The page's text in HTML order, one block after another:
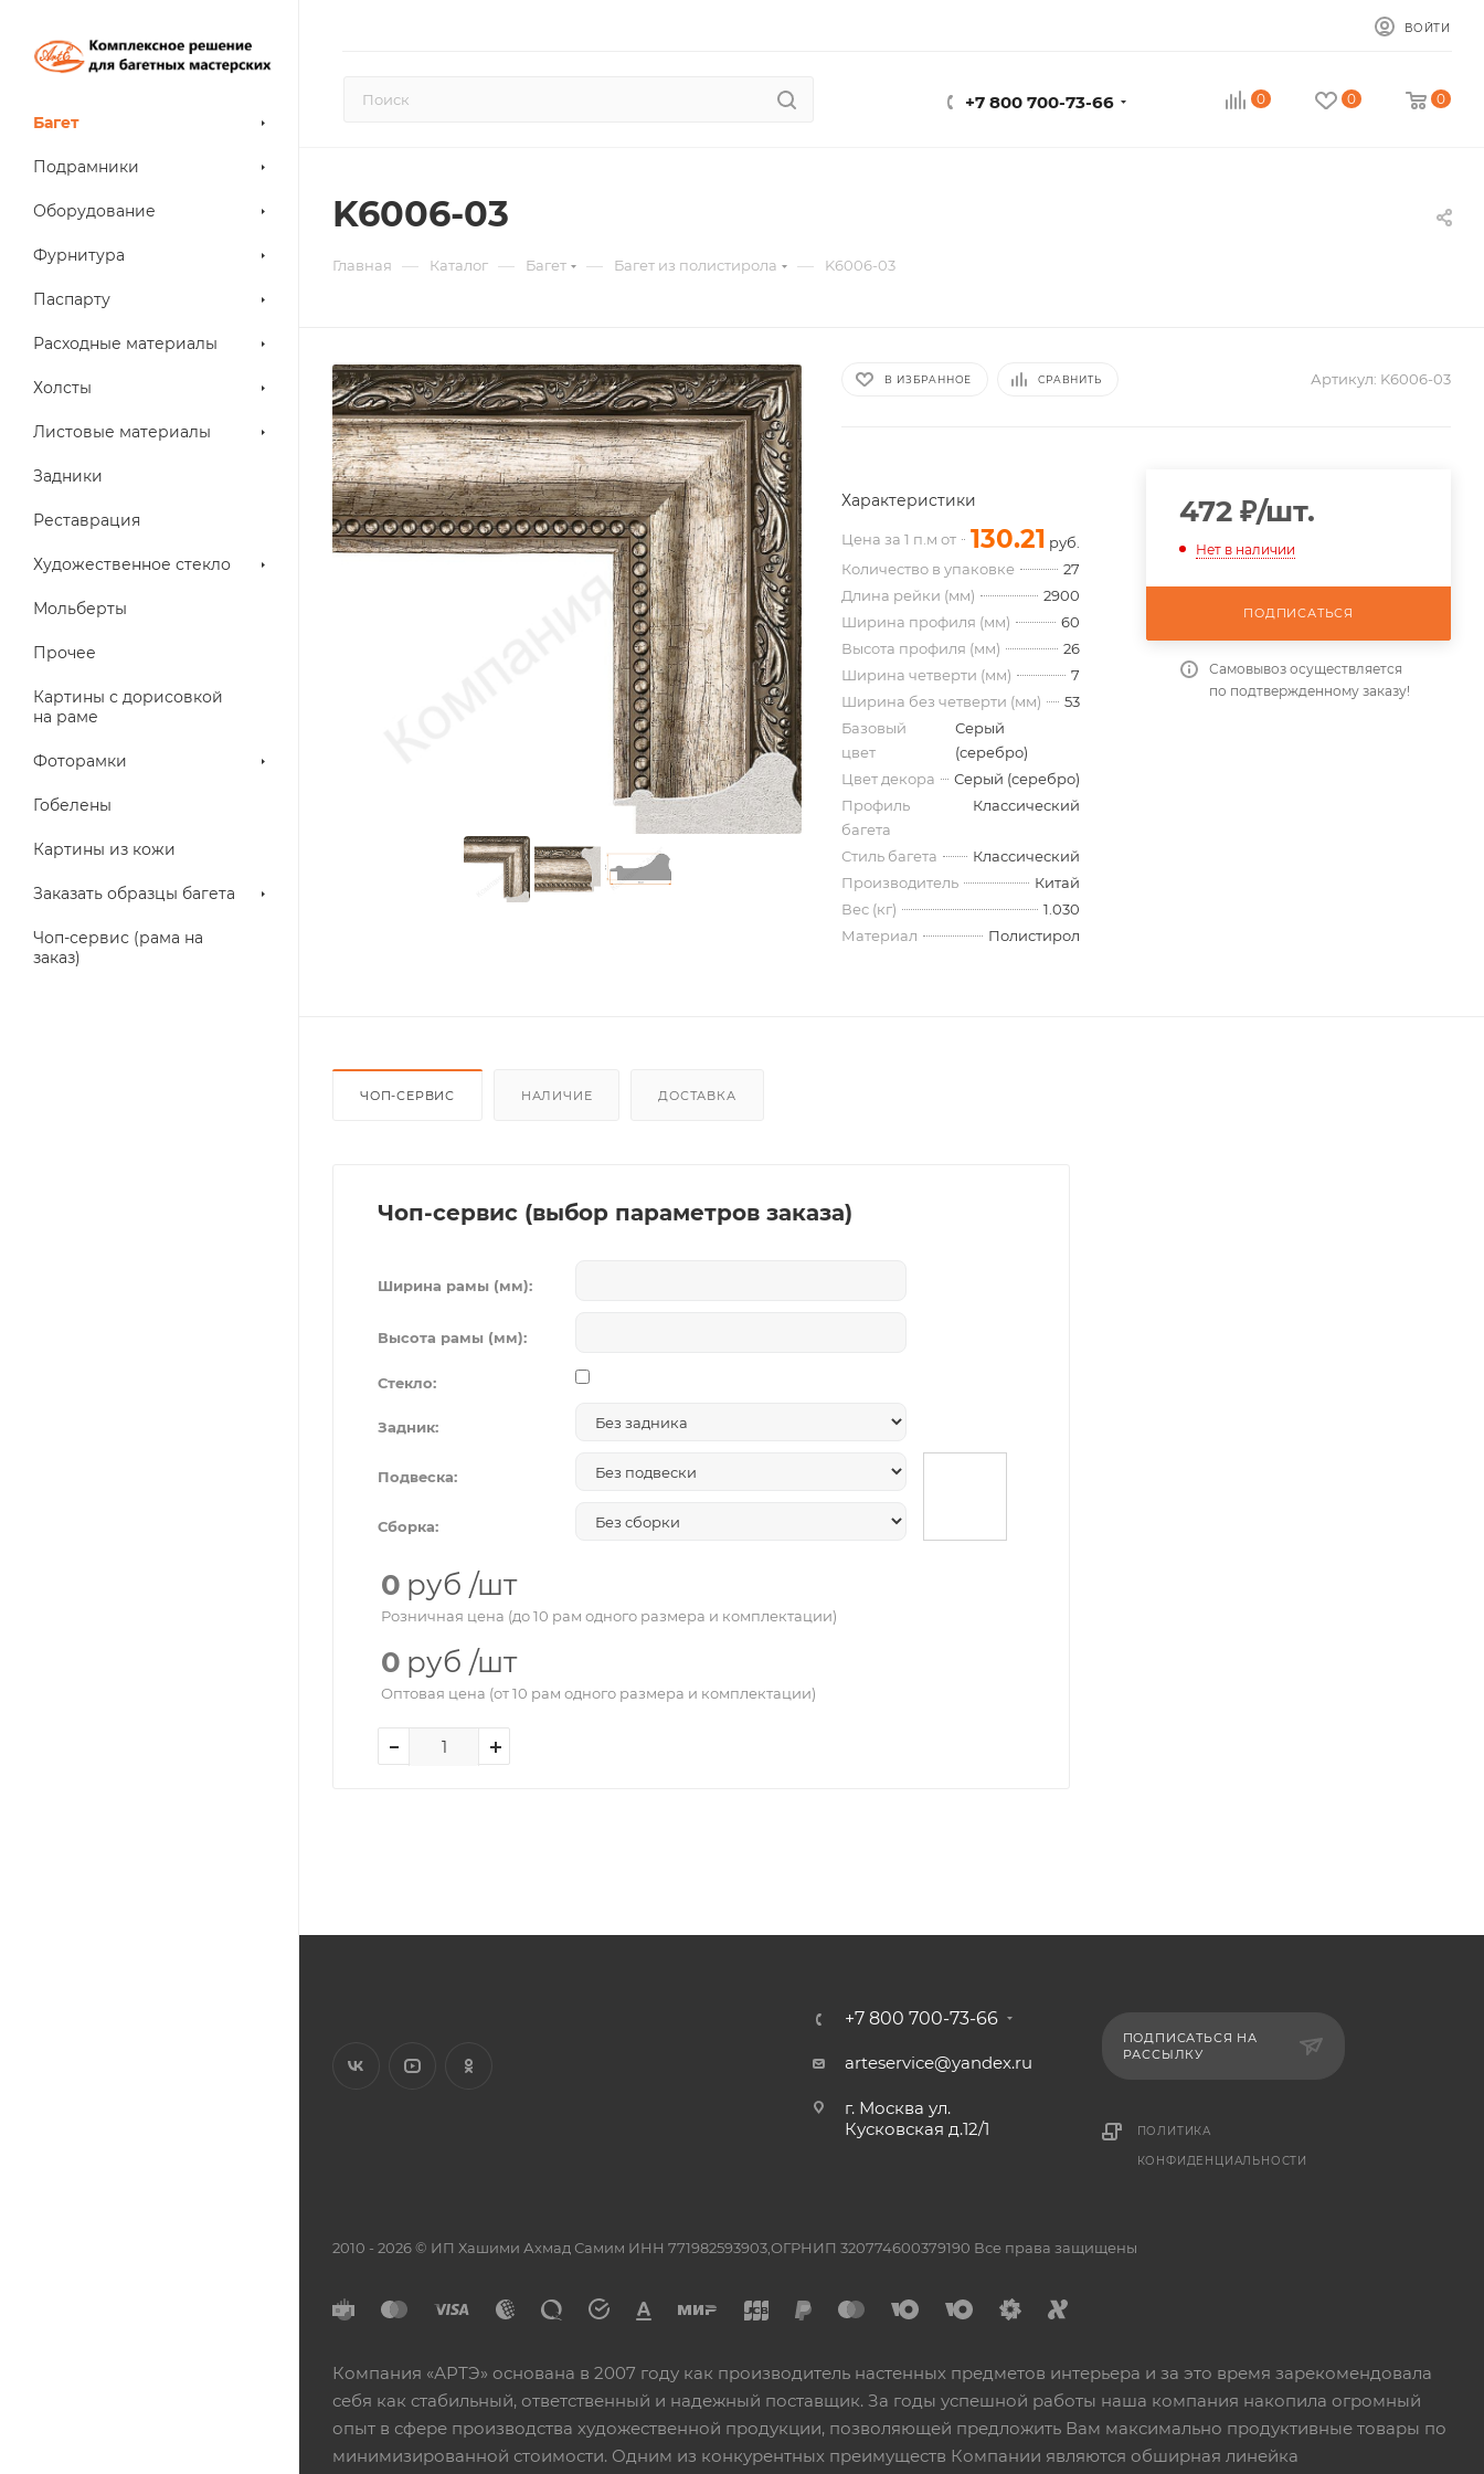
ВОЙТИ
+7 800 700-73-66 0 0 0
Багет
Подрамники
Оборудование
Фурнитура
Паспарту
Расходные материалы
Холсты
Листовые материалы
Задники
Реставрация
Художественное стекло
Мольберты
Прочее
Картины с дорисовкой
на раме
Фоторамки
Гобелены
Картины из кожи
Заказать образцы багета
Чоп-сервис (рама на
заказ)
K6006-03
Главная — Каталог — Багет — Багет из полистирола — K6006-03
В ИЗБРАННОЕ СРАВНИТЬ Артикул: K6006-03
Характеристики
Цена за 1 п.м от 130.21 руб.
Количество в упаковке
27
Длина рейки (мм)
2900
Ширина профиля (мм)
60
Высота профиля (мм)
26
Ширина четверти (мм)
7
Ширина без четверти (мм)
53
Базовый
цвет
Серый
(серебро)
Цвет декора
Серый (серебро)
Профиль
багета
Классический
Стиль багета
Классический
Производитель
Китай
Вес (кг)
1.030
Материал
Полистирол
472 ₽/шт.
Нет в наличии
ПОДПИСАТЬСЯ
Самовывоз осуществляется
по подтвержденному заказу!
ЧОП-СЕРВИС НАЛИЧИЕ ДОСТАВКА
Чоп-сервис (выбор параметров заказа)
Ширина рамы (мм):
Высота рамы (мм):
Стекло:
Задник:
Подвеска:
Сборка:
0 руб /шт
Розничная цена (до 10 рам одного размера и комплектации)
0 руб /шт
Оптовая цена (от 10 рам одного размера и комплектации)
+7 800 700-73-66
arteservice@yandex.ru
г. Москва ул.
Кусковская д.12/1
ПОДПИСАТЬСЯ НА
РАССЫЛКУ
ПОЛИТИКА
КОНФИДЕНЦИАЛЬНОСТИ
2010 - 2026 © ИП Хашими Ахмад Самим ИНН 771982593903,ОГРНИП 320774600379190 Все права защищены
Компания «АРТЭ» основана в 2007 году как производитель настенных предметов интерьера и за это время зарекомендовала
себя как стабильный, ответственный и надежный поставщик. За годы успешной работы наша компания накопила огромный
опыт в сфере производства художественной продукции, позволяющей предложить Вам максимально продуктивные товары по
минимизированной стоимости. Одним из конкурентных преимуществ Компании являются обширная линейка